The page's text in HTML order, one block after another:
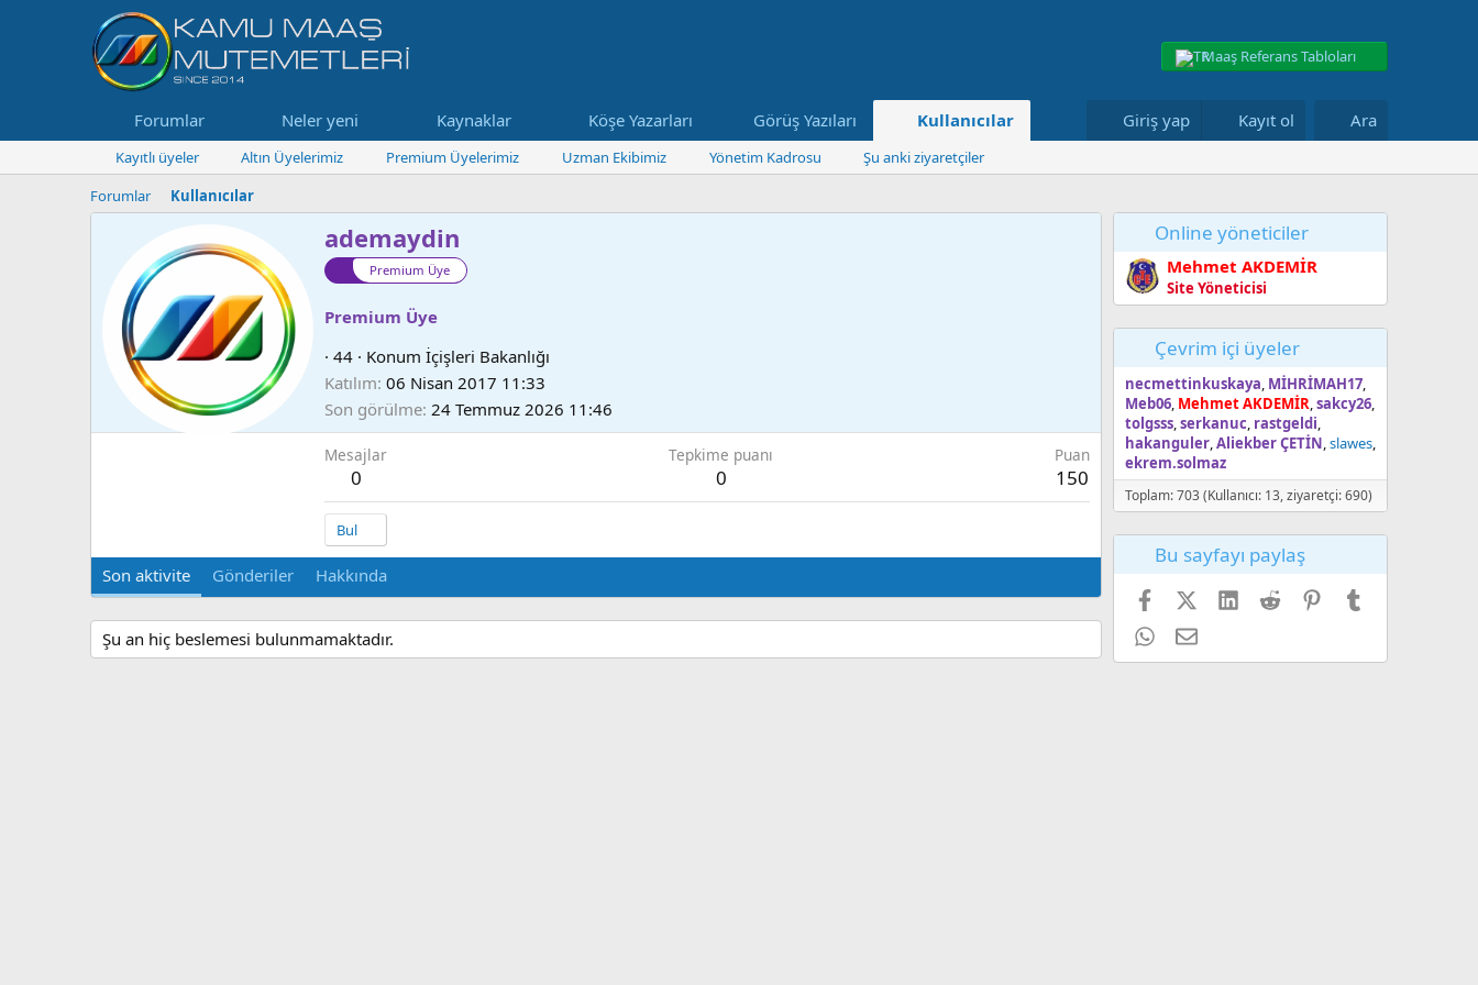
Maaş Referans Tabloları
Forumlar Neler yeni Kaynaklar Köşe Yazarları Görüş Yazıları Kullanıcılar Giriş yap Kayıt ol Ara
Kayıtlı üyeler Altın Üyelerimiz Premium Üyelerimiz Uzman Ekibimiz Yönetim Kadrosu
Şu anki ziyaretçiler
Forumlar
Kullanıcılar
ademaydin
Premium Üye
Premium Üye
· 44 · Konum İçişleri Bakanlığı
Katılım 06 Nisan 2017 11:33
Son görülme 24 Temmuz 2026 11:46
Mesajlar
0
Tepkime puanı
0
Puan
150
Bul
Son aktivite Gönderiler Hakkında
Şu an hiç beslemesi bulunmamaktadır.
Online yöneticiler
Mehmet AKDEMİR
Site Yöneticisi
Çevrim içi üyeler
necmettinkuskaya MİHRİMAH17
Meb06 Mehmet AKDEMİR sakcy26
tolgsss serkanuc rastgeldi
hakanguler Aliekber ÇETİN slawes
ekrem.solmaz
Toplam: 703 (Kullanıcı: 13, ziyaretçi: 690)
Bu sayfayı paylaş
FacebookX (Twitter)
LinkedIn
Reddit Pinterest
WhatsApp
E-posta